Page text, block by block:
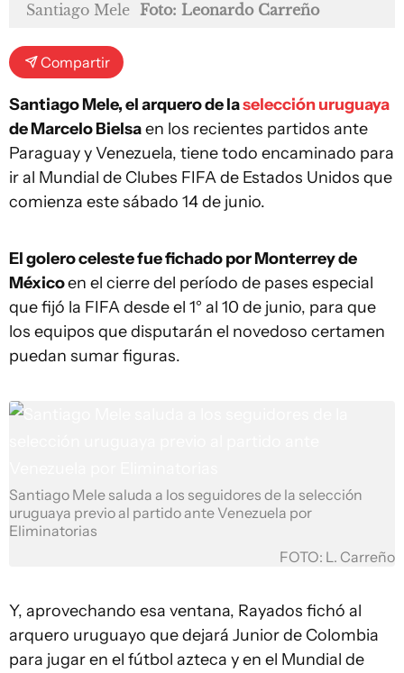
Santiago Mele Foto: Leonardo Carreño
Compartir
Santiago Mele, el arquero de laselección uruguaya
de Marcelo Bielsaen los recientes partidos ante
Paraguay y Venezuela, tiene todo encaminado para
ir al Mundial de Clubes FIFA de Estados Unidos que
comienza este sábado 14 de junio.
El golero celeste fue fichado por Monterrey de
Méxicoen el cierre del período de pases especial
que fijó la FIFA desde el 1° al 10 de junio, para que
los equipos que disputarán el novedoso certamen
puedan sumar figuras.
Santiago Mele saluda a los seguidores de la selección
uruguaya previo al partido ante Venezuela por
Eliminatorias
FOTO: L. Carreño
Y, aprovechando esa ventana, Rayados fichó al
arquero uruguayo que dejará Junior de Colombia
para jugar en el fútbol azteca y en el Mundial de